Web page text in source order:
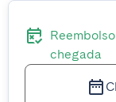
chegada